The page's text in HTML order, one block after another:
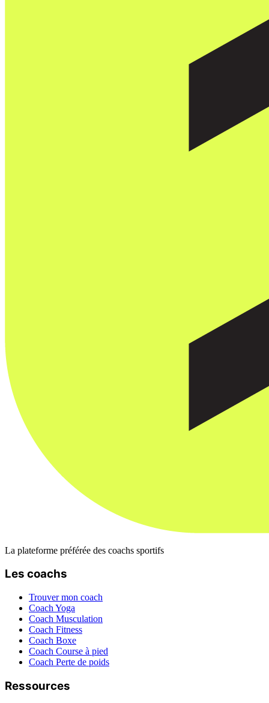
La plateforme préférée des coachs sportifs
Les coachs
Trouver mon coach
Coach Yoga
Coach Musculation
Coach Fitness
Coach Boxe
Coach Course à pied
Coach Perte de poids
Ressources